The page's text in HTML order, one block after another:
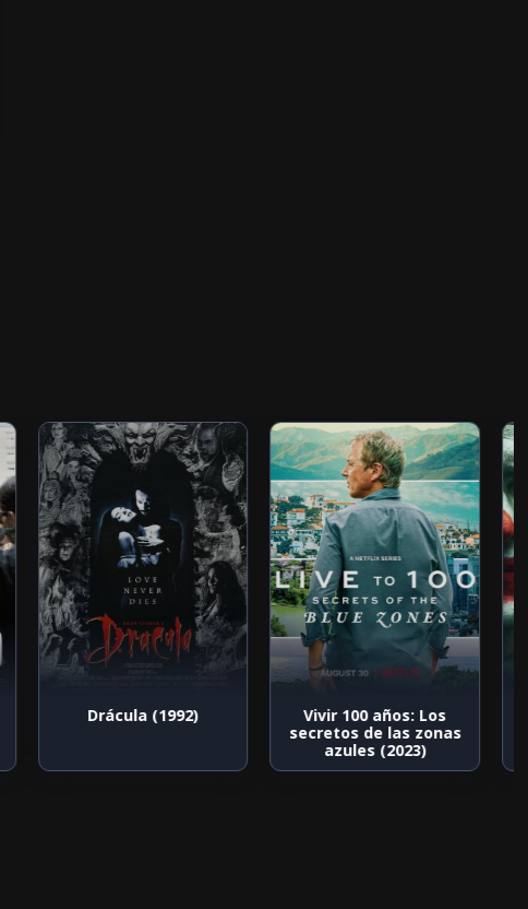
Drácula (1992)
Vivir 100 años: Los
secretos de las zonas
azules (2023)